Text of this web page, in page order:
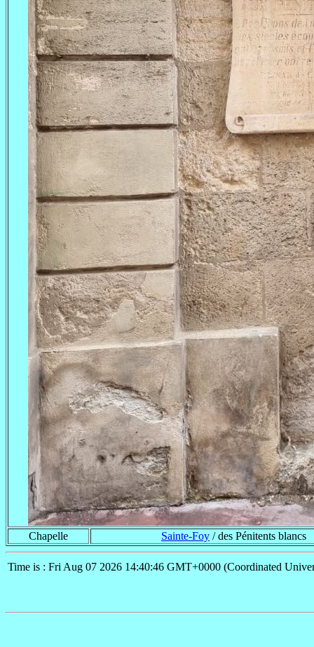
Chapelle Sainte-Foy / des Pénitents blancs
Time is : Fri Aug 07 2026 14:40:46 GMT+0000 (Coordinated